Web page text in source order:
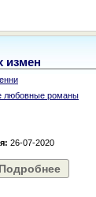
измен
любовные романы
26-07-2020
Подробнее